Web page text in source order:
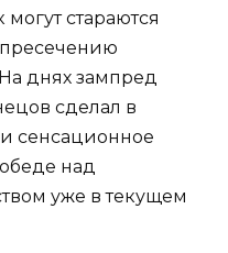
стараются
днях зампред
сделал в
сенсационное
над
уже в текущем